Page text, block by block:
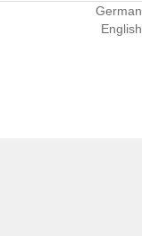
German
English